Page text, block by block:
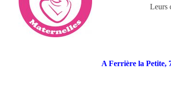
Leurs
A Ferrière la Petite,